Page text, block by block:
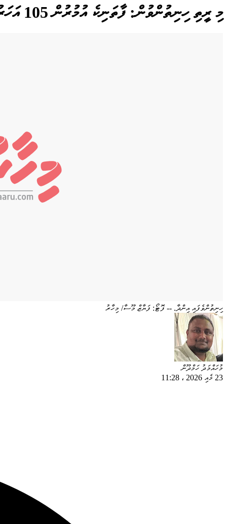
މި ރީތި ހިނިތުންވުން: ފާތަނިކެ އުމުރުން 105 އަހަރުގައި ނިޔާވެއްޖެ
ހިނިތުންވެފައި އިންދާ. -- ފޮޓޯ: ފަޔާޒް މޫސާ/ މިހާރު
މުހައްމަދު ހަމްދޫން
23 މެއި 2026
، 11:28